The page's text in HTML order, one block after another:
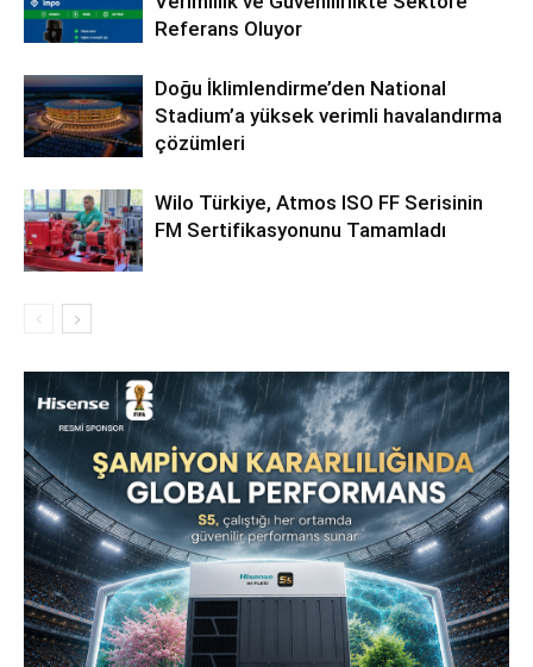
Referans Oluyor
Doğu İklimlendirme’den National
Stadium’a yüksek verimli havalandırma
çözümleri
Wilo Türkiye, Atmos ISO FF Serisinin
FM Sertifikasyonunu Tamamladı